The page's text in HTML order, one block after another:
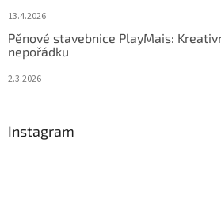
13.4.2026
Pěnové stavebnice PlayMais:
nepořádku
2.3.2026
Instagram